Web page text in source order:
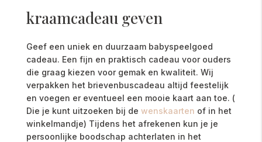
kraamcadeau geven
Geef een uniek en duurzaam babyspeelgoed
cadeau. Een fijn en praktisch cadeau voor ouders
die graag kiezen voor gemak en kwaliteit. Wij
verpakken het brievenbuscadeau altijd feestelijk
en voegen er eventueel een mooie kaart aan toe. (
Die je kunt uitzoeken bij de wenskaarten of in het
winkelmandje) Tijdens het afrekenen kun je je
persoonlijke boodschap achterlaten in het